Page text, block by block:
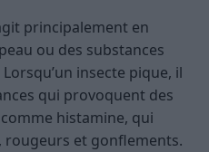
principalement en
ou des substances
insecte pique, il
qui provoquent des
histamine, qui
rougeurs et gonflements.